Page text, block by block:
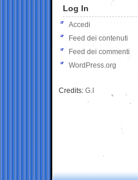
Log In
Accedi
Feed dei contenuti
Feed dei commenti
WordPress.org
Credits: G.I